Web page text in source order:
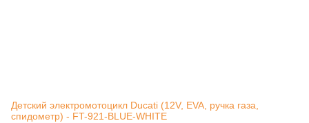
Детский электромотоцикл Ducati (12V, EVA, ручка газа,
спидометр) - FT-921-BLUE-WHITE